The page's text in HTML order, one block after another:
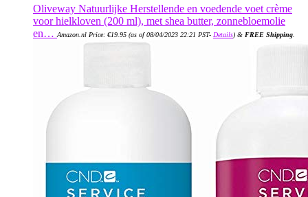
Oliveway Natuurlijke Herstellende en voedende voet crème
voor hielkloven (200 ml), met shea butter, zonnebloemolie
en… Amazon.nl Price: €19.95 (as of 08/04/2023 22:21 PST- Details) & FREE Shipping